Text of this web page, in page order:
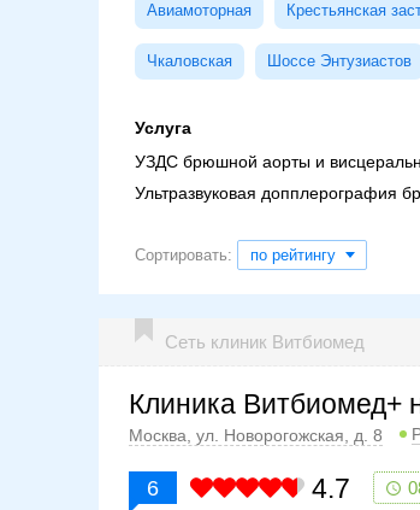
Авиамоторная Крестьянская
Чкаловская Шоссе Энтузиастов
Услуга
УЗДС брюшной аорты и
Ультразвуковая допплерография
Сортировать: по рейтингу
Сеть клиник Витбиомед
Клиника Витбиомед+
Москва, ул. Новорогожская, д. 8
6 4.7